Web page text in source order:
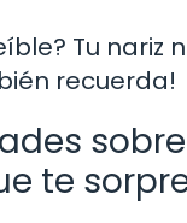
Tu nariz
recuerda!
te